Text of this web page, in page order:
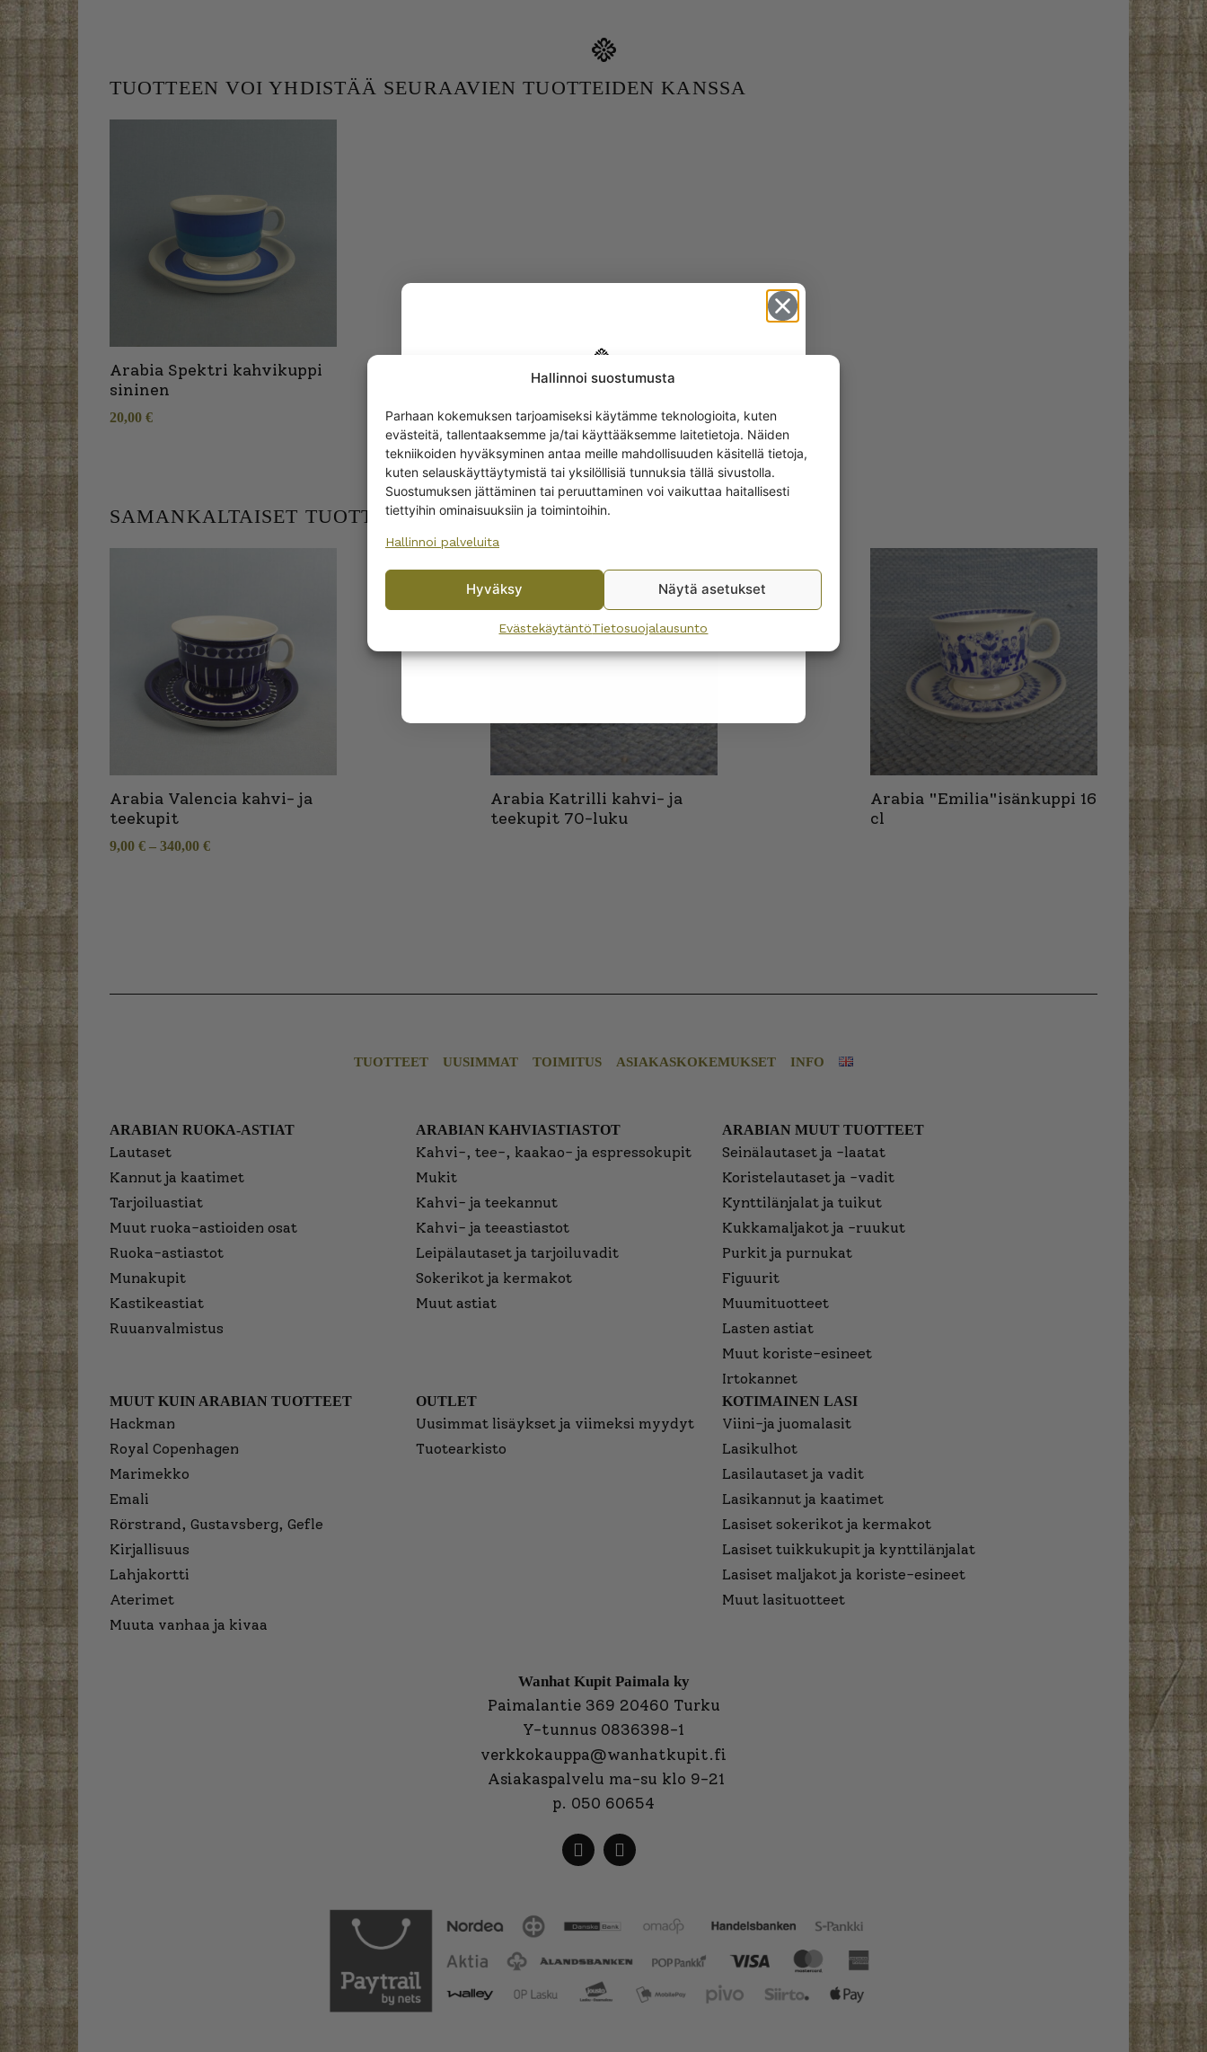
Hallinnoi suostumusta
Parhaan kokemuksen tarjoamiseksi käytämme teknologioita, kuten
evästeitä, tallentaaksemme ja/tai käyttääksemme laitetietoja. Näiden
tekniikoiden hyväksyminen antaa meille mahdollisuuden käsitellä tietoja,
kuten selauskäyttäytymistä tai yksilöllisiä tunnuksia tällä sivustolla.
Suostumuksen jättäminen tai peruuttaminen voi vaikuttaa haitallisesti
tiettyihin ominaisuuksiin ja toimintoihin.
Hallinnoi palveluita
Hyväksy Näytä asetukset
EvästekäytäntöTietosuojalausunto
TUOTTEEN VOI YHDISTÄÄ SEURAAVIEN TUOTTEIDEN KANSSA
Arabia Spektri kahvikuppi
sininen
20,00 €
SAMANKALTAISET TUOTTEET
Arabia Valencia kahvi- ja
teekupit
9,00 € – 340,00 €
Arabia Katrilli kahvi- ja
teekupit 70-luku
Arabia "Emilia"isänkuppi 16
cl
TUOTTEET UUSIMMAT TOIMITUS ASIAKASKOKEMUKSET INFO
ARABIAN RUOKA-ASTIAT
Lautaset
Kannut ja kaatimet
Tarjoiluastiat
Muut ruoka-astioiden osat
Ruoka-astiastot
Munakupit
Kastikeastiat
Ruuanvalmistus
ARABIAN KAHVIASTIASTOT
Kahvi-, tee-, kaakao- ja espressokupit
Mukit
Kahvi- ja teekannut
Kahvi- ja teeastiastot
Leipälautaset ja tarjoiluvadit
Sokerikot ja kermakot
Muut astiat
ARABIAN MUUT TUOTTEET
Seinälautaset ja -laatat
Koristelautaset ja -vadit
Kynttilänjalat ja tuikut
Kukkamaljakot ja -ruukut
Purkit ja purnukat
Figuurit
Muumituotteet
Lasten astiat
Muut koriste-esineet
Irtokannet
MUUT KUIN ARABIAN TUOTTEET
Hackman
Royal Copenhagen
Marimekko
Emali
Rörstrand, Gustavsberg, Gefle
Kirjallisuus
Lahjakortti
Aterimet
Muuta vanhaa ja kivaa
OUTLET
Uusimmat lisäykset ja viimeksi myydyt
Tuotearkisto
KOTIMAINEN LASI
Viini-ja juomalasit
Lasikulhot
Lasilautaset ja vadit
Lasikannut ja kaatimet
Lasiset sokerikot ja kermakot
Lasiset tuikkukupit ja kynttilänjalat
Lasiset maljakot ja koriste-esineet
Muut lasituotteet
Wanhat Kupit Paimala ky
Paimalantie 369 20460 Turku
Y-tunnus 0836398-1
verkkokauppa@wanhatkupit.fi
Asiakaspalvelu ma-su klo 9-21
p. 050 60654
Get -5%
off?
Yes! I want the discount
By subscribing to the newsletter, you consent to receiving messages from
Wanhojen kuppien and confirm that you have read and accepted